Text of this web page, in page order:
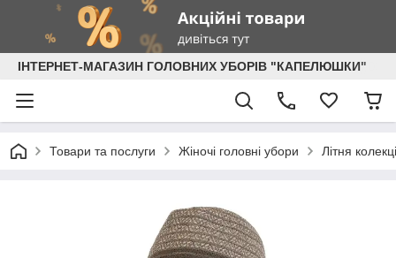
ІНТЕРНЕТ-МАГАЗИН ГОЛОВНИХ УБОРІВ "КАПЕЛЮШКИ"
Товари та послуги Жіночі головні убори Літня